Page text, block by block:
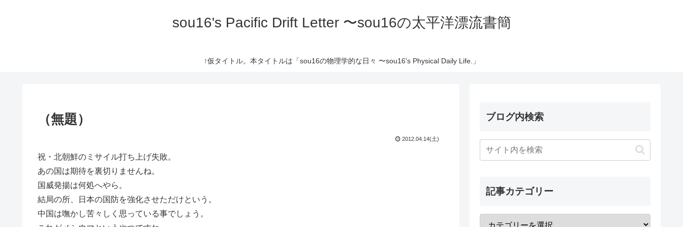
sou16's Pacific Drift Letter 〜sou16の太平洋漂流書簡
↑仮タイトル。本タイトルは「sou16の物理学的な日々 〜sou16's Physical Daily Life.」
（無題）
2012.04.14(土)
祝・北朝鮮のミサイル打ち上げ失敗。
あの国は期待を裏切りませんね。
国威発揚は何処へやら。
結局の所、日本の国防を強化させただけという。
中国は嘸かし苦々しく思っている事でしょう。
ブログ内検索
記事カテゴリー